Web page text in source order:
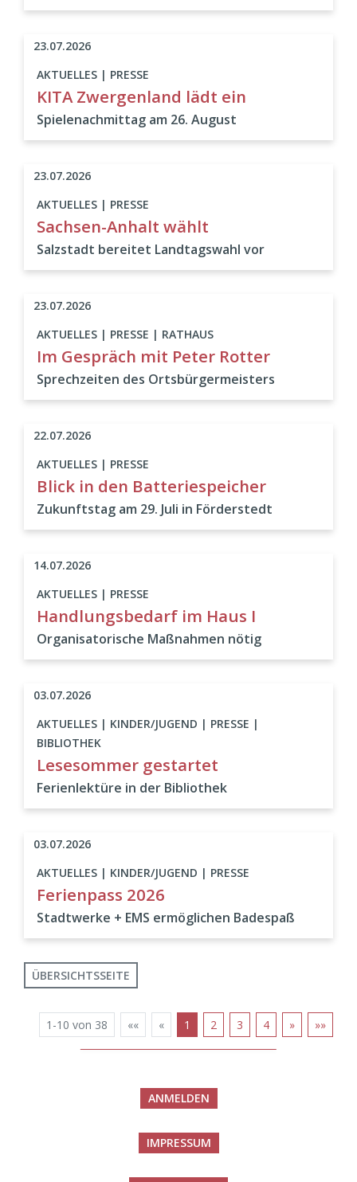
AKTUELLES | PRESSE
KITA Zwergenland lädt ein
Spielenachmittag am 26. August
23.07.2026
AKTUELLES | PRESSE
Sachsen-Anhalt wählt
Salzstadt bereitet Landtagswahl vor
23.07.2026
AKTUELLES | PRESSE | RATHAUS
Im Gespräch mit Peter Rotter
Sprechzeiten des Ortsbürgermeisters
23.07.2026
AKTUELLES | PRESSE
Blick in den Batteriespeicher
Zukunftstag am 29. Juli in Förderstedt
22.07.2026
AKTUELLES | PRESSE
Handlungsbedarf im Haus I
Organisatorische Maßnahmen nötig
14.07.2026
AKTUELLES | KINDER/JUGEND | PRESSE |
BIBLIOTHEK
Lesesommer gestartet
Ferienlektüre in der Bibliothek
03.07.2026
AKTUELLES | KINDER/JUGEND | PRESSE
Ferienpass 2026
Stadtwerke + EMS ermöglichen Badespaß
03.07.2026
ÜBERSICHTSSEITE
1-10 von 38 «« « 1 2 3 4 » »»
ANMELDEN
IMPRESSUM